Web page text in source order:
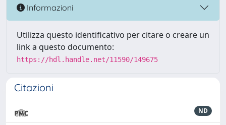
Informazioni
Utilizza questo identificativo per citare o creare un
link a questo documento:
https://hdl.handle.net/11590/149675
Citazioni
ND